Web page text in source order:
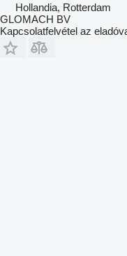
Hollandia, Rotterdam
GLOMACH BV
Kapcsolatfelvétel az